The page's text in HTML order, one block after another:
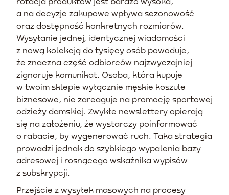
a na decyzje zakupowe wpływa sezonowość
oraz dostępność konkretnych rozmiarów.
Wysyłanie jednej, identycznej wiadomości
z nową kolekcją do tysięcy osób powoduje,
że znaczna część odbiorców najzwyczajniej
zignoruje komunikat. Osoba, która kupuje
w twoim sklepie wyłącznie męskie koszule
biznesowe, nie zareaguje na promocję sportowej
odzieży damskiej. Zwykłe newslettery opierają
się na założeniu, że wystarczy poinformować
o rabacie, by wygenerować ruch. Taka strategia
prowadzi jednak do szybkiego wypalenia bazy
adresowej i rosnącego wskaźnika wypisów
z subskrypcji.
Przejście z wysyłek masowych na procesy